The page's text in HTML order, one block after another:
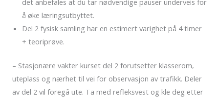
å øke læringsutbyttet.
Del 2 fysisk samling har en estimert varighet på 4 timer
+ teoriprøve.
– Stasjonære vakter kurset del 2 forutsetter klasserom,
uteplass og nærhet til vei for observasjon av trafikk. Deler
av del 2 vil foregå ute. Ta med refleksvest og kle deg etter